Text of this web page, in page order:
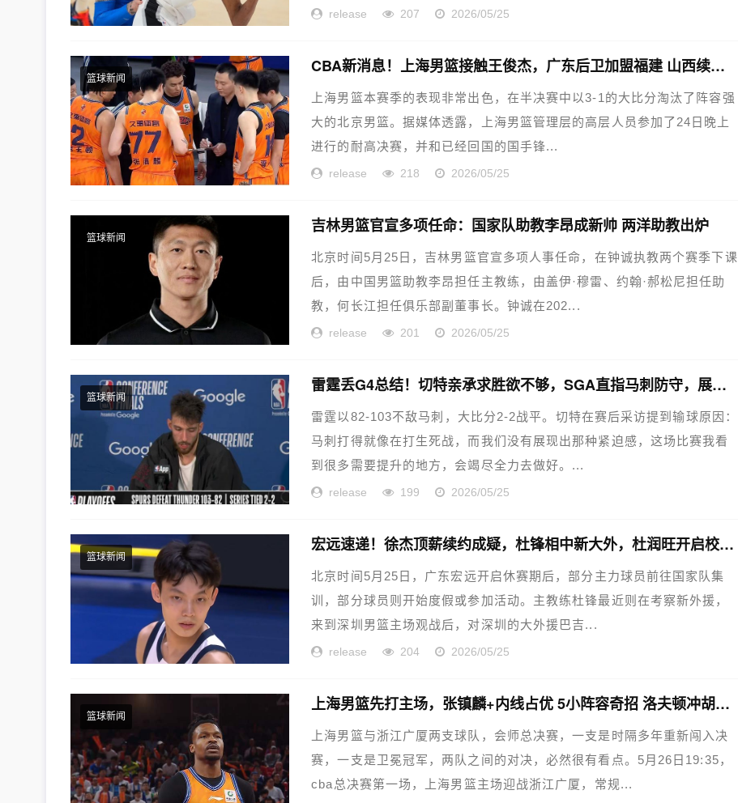
release 207 2026/05/25
篮球新闻
CBA新消息！上海男篮接触王俊杰，广东后卫加盟福建 山西续约潘江
上海男篮本赛季的表现非常出色，在半决赛中以3-1的大比分淘汰了阵容强
大的北京男篮。据媒体透露，上海男篮管理层的高层人员参加了24日晚上
进行的耐高决赛，并和已经回国的国手锋...
release 218 2026/05/25
篮球新闻
吉林男篮官宣多项任命：国家队助教李昂成新帅 两洋助教出炉
北京时间5月25日，吉林男篮官宣多项人事任命，在钟诚执教两个赛季下课
后，由中国男篮助教李昂担任主教练，由盖伊·穆雷、约翰·郝松尼担任助
教，何长江担任俱乐部副董事长。钟诚在202...
release 201 2026/05/25
篮球新闻
雷霆丢G4总结！切特亲承求胜欲不够，SGA直指马刺防守，展望G5！
雷霆以82-103不敌马刺，大比分2-2战平。切特在赛后采访提到输球原因：
马刺打得就像在打生死战，而我们没有展现出那种紧迫感，这场比赛我看
到很多需要提升的地方，会竭尽全力去做好。...
release 199 2026/05/25
篮球新闻
宏远速递！徐杰顶薪续约成疑，杜锋相中新大外，杜润旺开启校园行
北京时间5月25日，广东宏远开启休赛期后，部分主力球员前往国家队集
训，部分球员则开始度假或参加活动。主教练杜锋最近则在考察新外援，
来到深圳男篮主场观战后，对深圳的大外援巴吉...
release 204 2026/05/25
篮球新闻
上海男篮先打主场，张镇麟+内线占优 5小阵容奇招 洛夫顿冲胡金秋
上海男篮与浙江广厦两支球队，会师总决赛，一支是时隔多年重新闯入决
赛，一支是卫冕冠军，两队之间的对决，必然很有看点。5月26日19:35，
cba总决赛第一场，上海男篮主场迎战浙江广厦，常规...